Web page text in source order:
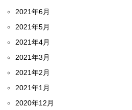
2021年6月
2021年5月
2021年4月
2021年3月
2021年2月
2021年1月
2020年12月